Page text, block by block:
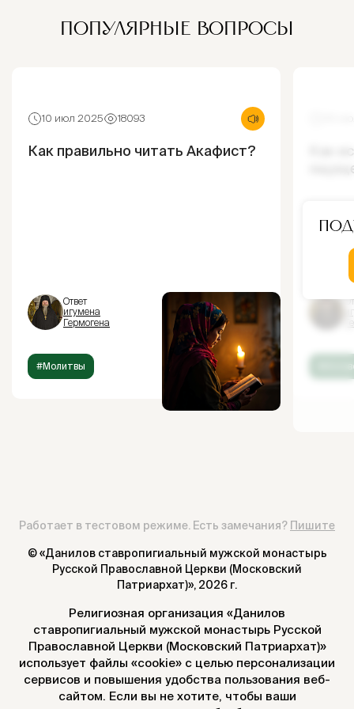
ПОПУЛЯРНЫЕ ВОПРОСЫ
10 июл 2025 18093
Как правильно читать Акафист?
Ответ
игумена
Гермогена
#Молитвы
Как
Работает в тестовом режиме. Есть замечания? Пишите
© «Данилов ставропигиальный мужской монастырь
Русской Православной Церкви (Московский
Патриархат)», 2026 г.
Религиозная организация «Данилов
ставропигиальный мужской монастырь Русской
Православной Церкви (Московский Патриархат)»
использует файлы «cookie» с целью персонализации
сервисов и повышения удобства пользования веб-
сайтом. Если вы не хотите, чтобы ваши